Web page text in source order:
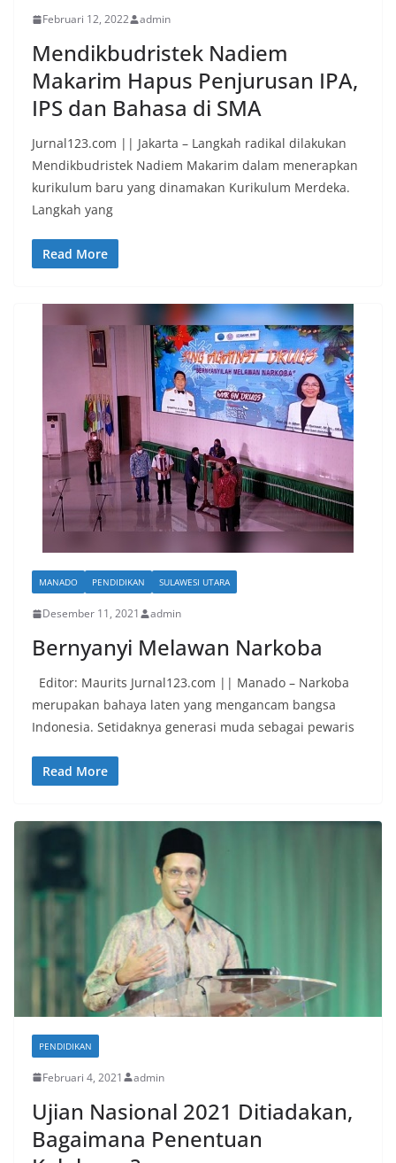
Februari 12, 2022 admin
Mendikbudristek Nadiem
Makarim Hapus Penjurusan IPA,
IPS dan Bahasa di SMA
Jurnal123.com || Jakarta – Langkah radikal dilakukan
Mendikbudristek Nadiem Makarim dalam menerapkan
kurikulum baru yang dinamakan Kurikulum Merdeka.
Langkah yang
Read More
MANADO PENDIDIKAN SULAWESI UTARA
Desember 11, 2021 admin
Bernyanyi Melawan Narkoba
Editor: Maurits Jurnal123.com || Manado – Narkoba
merupakan bahaya laten yang mengancam bangsa
Indonesia. Setidaknya generasi muda sebagai pewaris
Read More
PENDIDIKAN
Februari 4, 2021 admin
Ujian Nasional 2021 Ditiadakan,
Bagaimana Penentuan